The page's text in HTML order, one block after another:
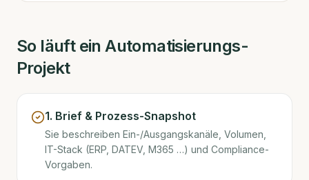
So läuft ein Automatisierungs-
Projekt
1. Brief & Prozess-Snapshot
Sie beschreiben Ein-/Ausgangskanäle, Volumen,
IT-Stack (ERP, DATEV, M365 …) und Compliance-
Vorgaben.